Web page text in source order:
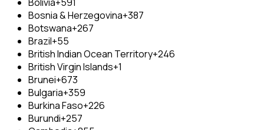
Bosnia & Herzegovina+387
Botswana+267
Brazil+55
British Indian Ocean Territory+246
British Virgin Islands+1
Brunei+673
Bulgaria+359
Burkina Faso+226
Burundi+257